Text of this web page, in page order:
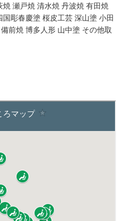
焼 瀬戸焼 清水焼 丹波焼 有田焼
彫春慶塗 桜皮工芸 深山塗 小田
前焼 博多人形 山中塗 その他取